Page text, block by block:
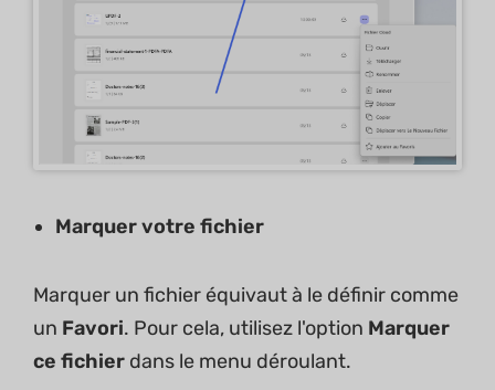
Marquer votre fichier
Marquer un fichier équivaut à le définir comme
un Favori. Pour cela, utilisez l'option Marquer
ce fichier dans le menu déroulant.